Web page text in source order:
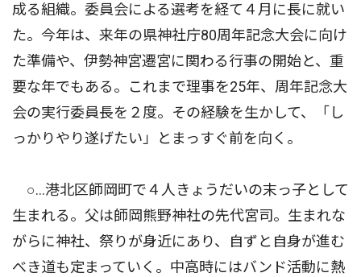
成る組織。委員会による選考を経て４月に長に就い
た。今年は、来年の県神社庁80周年記念大会に向け
た準備や、伊勢神宮遷宮に関わる行事の開始と、重
要な年でもある。これまで理事を25年、周年記念大
会の実行委員長を２度。その経験を生かして、「し
っかりやり遂げたい」とまっすぐ前を向く。
○…港北区師岡町で４人きょうだいの末っ子として
生まれる。父は師岡熊野神社の先代宮司。生まれな
がらに神社、祭りが身近にあり、自ずと自身が進む
べき道も定まっていく。中高時にはバンド活動に熱